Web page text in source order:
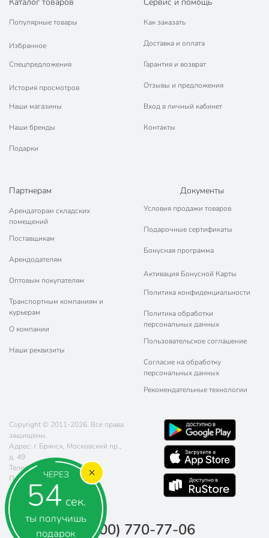
ЧЕРЕЗ
54 сек.
ты получишь
подарок
Популярные товары
Избранное
Спецпредложения
История просмотров
Наши магазины
Наши бренды
Подарки
Как заказать
Доставка и оплата
Гарантия и возврат
Отзывы и предложения
Вход в личный кабинет
Контакты
Партнерам
Арендаторам складских
помещений
Поставщикам
Арендодателям
Оптовым покупателям
Транспортным компаниям и
курьерам
О компании
Наши реквизиты
Документы
Условия продажи товаров
Подарочные сертификаты
Бонусная программа
Активация Бонусной Карты
Политика конфиденциальности
Политика обработки
персональных данных
Пользовательское соглашение
Согласие на обработку
персональных данных
Рекомендательные технологии
Copyright © 2011-2026. Все права
защищены.
Адрес: г. Брянск, Московский пр.,
д. 49
Телефон:
8 (800) 770-77-06
Почта:
sales@poryadok.ru
8 (800) 770-77-06